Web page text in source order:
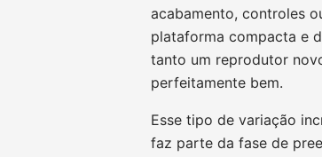
acabamento, controles
plataforma compacta e
tanto um reprodutor
perfeitamente bem.
Esse tipo de variação
faz parte da fase de